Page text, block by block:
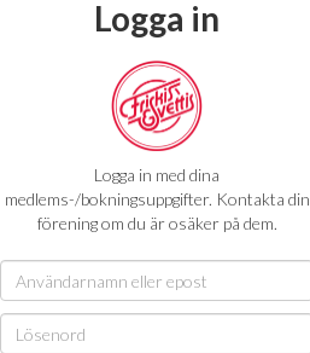
Logga in
Logga in med dina
medlems-/bokningsuppgifter. Kontakta din
förening om du är osäker på dem.